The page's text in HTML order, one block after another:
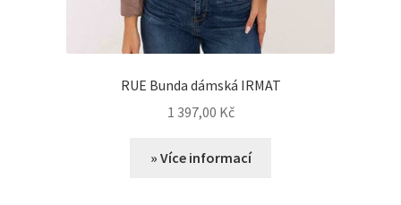
RUE Bunda dámská IRMAT
1 397,00 Kč
» Více informací